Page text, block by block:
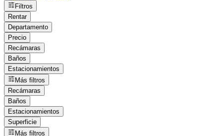
Filtros
Rentar
Departamento
Precio
Recámaras
Baños
Estacionamientos
Más filtros
Recámaras
Baños
Estacionamientos
Superficie
Más filtros